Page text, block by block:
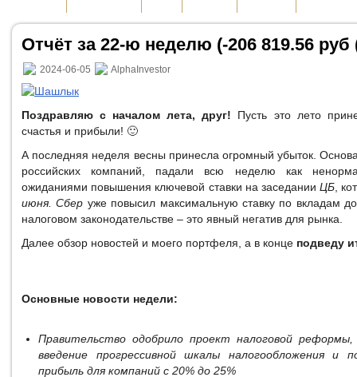
Отчёт за 22-ю неделю (-206 819.56 руб
2024-06-05 AlphaInvestor
Поздравляю с началом лета, друг! Пусть это лето
счастья и прибыли! 🙂
А последняя неделя весны принесла огромный убыток.
российских компаний, падали всю неделю как
ожиданиями повышения ключевой ставки на заседанииЦБ ,
июня. Сбер уже повысил максимальную ставку по вкладам
налоговом законодательстве – это явный негатив для рынка.
Далее обзор новостей и моего портфеля, а в конце подведу
Основные новости недели:
Правительство одобрило проект налоговой
введение прогрессивной шкалы налогообложения и
прибыль для компаний с 20% до 25%